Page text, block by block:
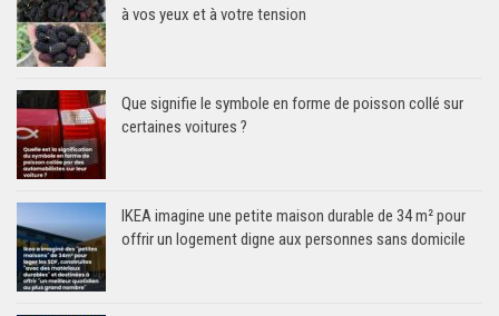
à vos yeux et à votre tension
Que signifie le symbole en forme de poisson collé sur
certaines voitures ?
IKEA imagine une petite maison durable de 34 m² pour
offrir un logement digne aux personnes sans domicile